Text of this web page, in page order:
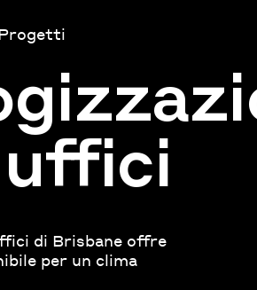
di Brisbane offre
per un clima